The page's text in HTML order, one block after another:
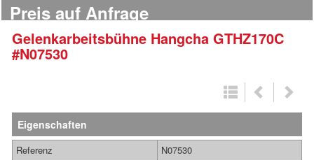
Preis auf Anfrage
Gelenkarbeitsbühne Hangcha GTHZ170C
#N07530
Eigenschaften
Referenz
N07530